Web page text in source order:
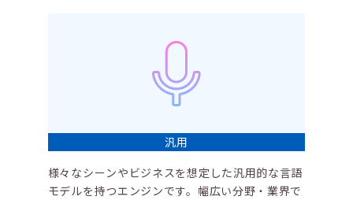
汎用
様々なシーンやビジネスを想定した汎用的な言語
モデルを持つエンジンです。幅広い分野・業界で